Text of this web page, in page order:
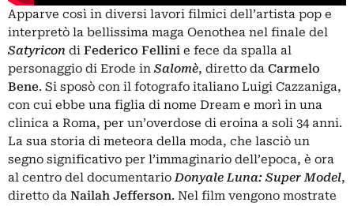
Apparve così in diversi lavori filmici dell’artista pop e
interpretò la bellissima maga Oenothea nel finale del
Satyricon di Federico Fellini e fece da spalla al
personaggio di Erode inSalomè, diretto da Carmelo
Bene. Si sposò con il fotografo italiano Luigi Cazzaniga,
con cui ebbe una figlia di nome Dream e morì in una
clinica a Roma, per un’overdose di eroina a soli 34 anni.
La sua storia di meteora della moda, che lasciò un
segno significativo per l’immaginario dell’epoca, è ora
al centro del documentarioDonyale Luna: Super Model,
diretto da Nailah Jefferson. Nel film vengono mostrate